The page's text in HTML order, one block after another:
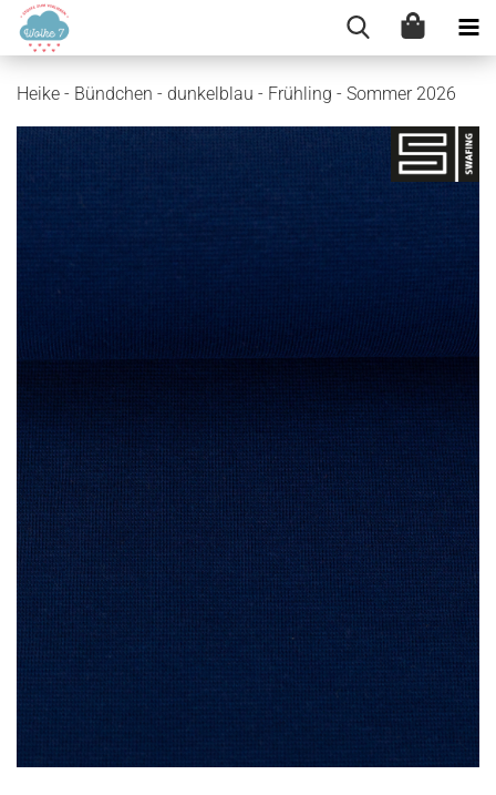
Heike - Bündchen - dunkelblau - Frühling - Sommer 2026